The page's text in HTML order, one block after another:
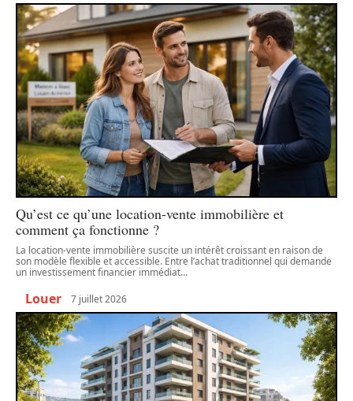
Qu’est ce qu’une location-vente immobilière et
comment ça fonctionne ?
La location-vente immobilière suscite un intérêt croissant en raison de
son modèle flexible et accessible. Entre l’achat traditionnel qui demande
un investissement financier immédiat…
Louer 7 juillet 2026